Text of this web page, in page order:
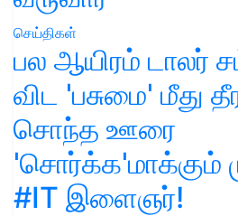
செய்திகள்
பல ஆயிரம் டாலர்
விட 'பசுமை' மீது
சொந்த ஊரை
'சொர்க்க'மாக்கும்
#IT இளைஞர்!